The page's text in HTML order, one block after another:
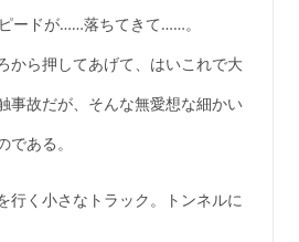
ードが……落ちてきて……。
から押してあげて、はいこれで大
故だが、そんな無愛想な細かい
ある。
行く小さなトラック。トンネルに